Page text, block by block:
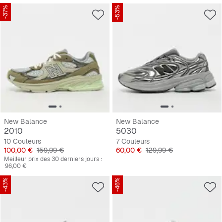
-37%
New Balance
2010
10 Couleurs
Prix
100,00 € Prix original
159,99 €
Meilleur prix des 30 derniers jours :
96,00 €
-53%
New Balance
5030
7 Couleurs
Prix
60,00 € Prix original
129,99 €
-43% -46%